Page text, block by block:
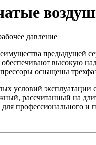
давление
предыдущей
обеспечивают высокую
оснащены
условий
рассчитанный на
для профессионального